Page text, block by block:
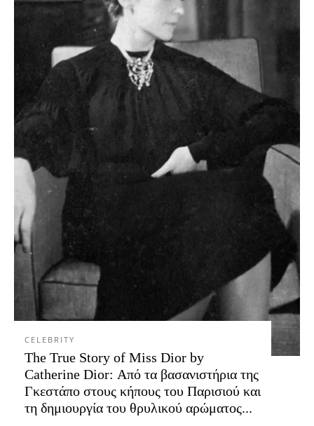
CELEBRITY
The True Story of Miss Dior by
Catherine Dior: Από τα βασανιστήρια της
Γκεστάπο στους κήπους του Παρισιού και
τη δημιουργία του θρυλικού αρώματος...